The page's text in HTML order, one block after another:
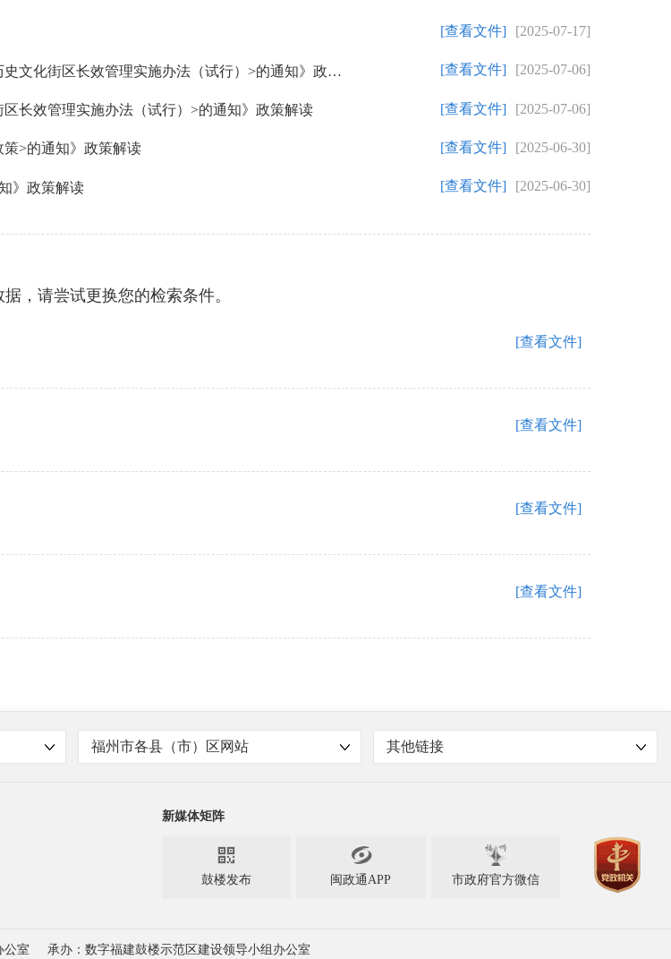
[2025-07-17]
[查看文件]
[2025-07-06]
[查看文件]
【图解】《福州市鼓楼区人民政府关于废止<关于进一步加强鼓楼区历史文化街区长效管理实施办法（试行）>的通知》政策解读
[2025-07-06]
[查看文件]
长效管理实施办法（试行）>的通知》政策解读
[2025-06-30]
[查看文件]
策>的通知》政策解读
[2025-06-30]
[查看文件]
》政策解读
，请尝试更换您的检索条件。
[查看文件]
[查看文件]
[查看文件]
[查看文件]
福州市各县（市）区网站 其他链接
新媒体矩阵

鼓楼发布

闽政通APP 市政府官方微信
公室 承办：数字福建鼓楼示范区建设领导小组办公室